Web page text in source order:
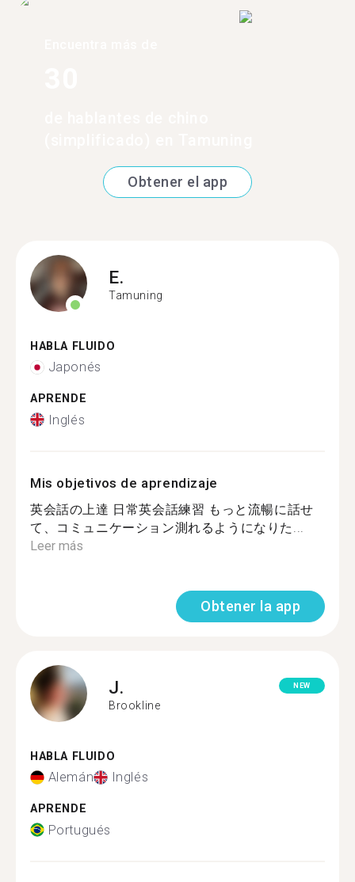
Obtener el app
E.
Tamuning
HABLA FLUIDO
Japonés
APRENDE
Inglés
Mis objetivos de aprendizaje
英会話の上達 日常英会話練習 もっと流暢に話せ
て、コミュニケーション測れるようになりた...
Leer más
Obtener la app
J.
Brookline
NEW
HABLA FLUIDO
Alemán Inglés
APRENDE
Portugués